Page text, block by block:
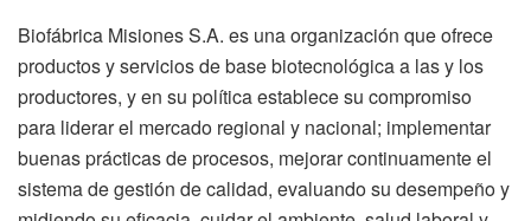
Biofábrica Misiones S.A. es una organización que ofrece
productos y servicios de base biotecnológica a las y los
productores, y en su política establece su compromiso
para liderar el mercado regional y nacional; implementar
buenas prácticas de procesos, mejorar continuamente el
sistema de gestión de calidad, evaluando su desempeño y